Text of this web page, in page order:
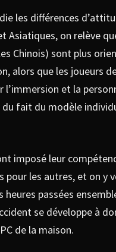
les différences
Asiatiques, on relève
Chinois) sont plus
alors que les joueurs
l’immersion et la
du fait du modèle
imposé leur
pour les autres, et on y
heures passées
se développe à
de la maison.